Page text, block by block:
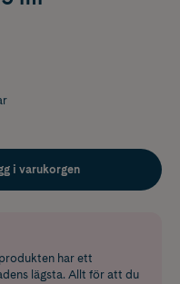
i varukorgen
har ett
lägsta. Allt för att du